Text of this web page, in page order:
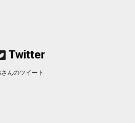
Twitter
んのツイート